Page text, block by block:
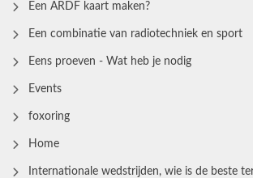
Een ARDF kaart maken?
Een combinatie van radiotechniek en sport
Eens proeven - Wat heb je nodig
Events
foxoring
Home
Internationale wedstrijden, wie is de beste